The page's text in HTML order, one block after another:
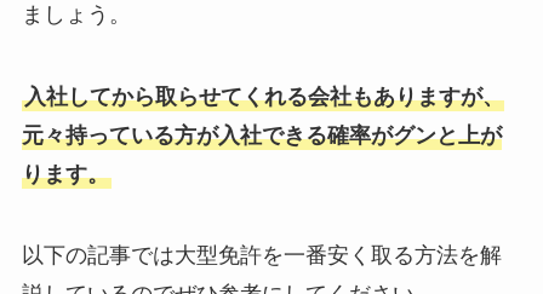
ましょう。
入社してから取らせてくれる会社もありますが、
元々持っている方が入社できる確率がグンと上が
ります。
以下の記事では大型免許を一番安く取る方法を解